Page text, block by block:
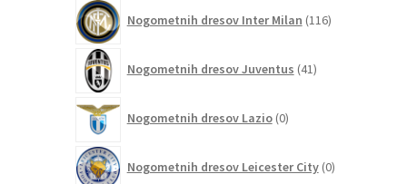
Nogometnih dresov Inter Milan 116izdelkov
Nogometnih dresov Juventus 41izdelkov
Nogometnih dresov Lazio 0izdelkov
Nogometnih dresov Leicester City 0izdelkov